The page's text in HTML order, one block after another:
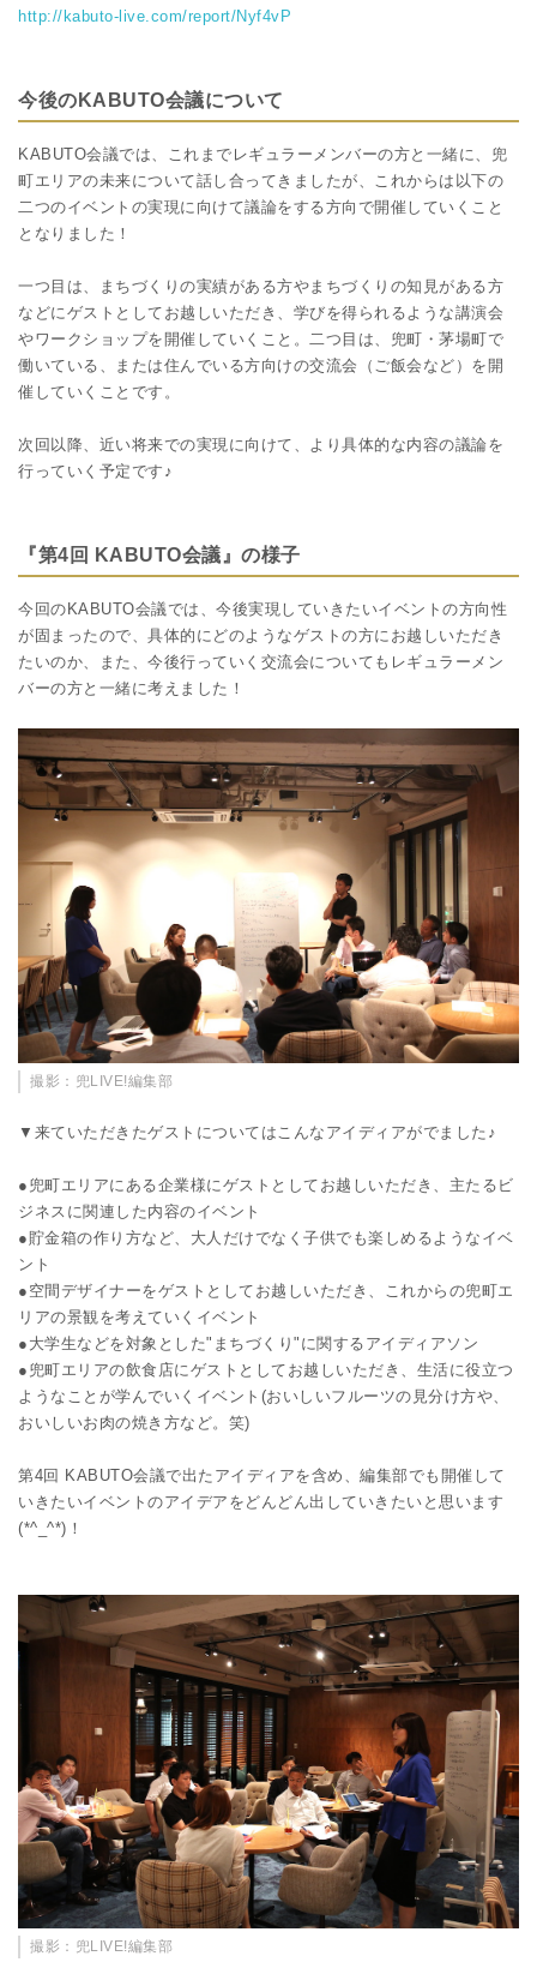
http://kabuto-live.com/report/Nyf4vP
今後のKABUTO会議について
KABUTO会議では、これまでレギュラーメンバーの方と一緒に、兜
町エリアの未来について話し合ってきましたが、これからは以下の
二つのイベントの実現に向けて議論をする方向で開催していくこと
となりました！
一つ目は、まちづくりの実績がある方やまちづくりの知見がある方
などにゲストとしてお越しいただき、学びを得られるような講演会
やワークショップを開催していくこと。二つ目は、兜町・茅場町で
働いている、または住んでいる方向けの交流会（ご飯会など）を開
催していくことです。
次回以降、近い将来での実現に向けて、より具体的な内容の議論を
行っていく予定です♪
『第4回 KABUTO会議』の様子
今回のKABUTO会議では、今後実現していきたいイベントの方向性
が固まったので、具体的にどのようなゲストの方にお越しいただき
たいのか、また、今後行っていく交流会についてもレギュラーメン
バーの方と一緒に考えました！
撮影：兜LIVE!編集部
▼来ていただきたゲストについてはこんなアイディアがでました♪
●兜町エリアにある企業様にゲストとしてお越しいただき、主たるビ
ジネスに関連した内容のイベント
●貯金箱の作り方など、大人だけでなく子供でも楽しめるようなイベ
ント
●空間デザイナーをゲストとしてお越しいただき、これからの兜町エ
リアの景観を考えていくイベント
●大学生などを対象とした"まちづくり"に関するアイディアソン
●兜町エリアの飲食店にゲストとしてお越しいただき、生活に役立つ
ようなことが学んでいくイベント(おいしいフルーツの見分け方や、
おいしいお肉の焼き方など。笑)
第4回 KABUTO会議で出たアイディアを含め、編集部でも開催して
いきたいイベントのアイデアをどんどん出していきたいと思います
(*^_^*)！
撮影：兜LIVE!編集部